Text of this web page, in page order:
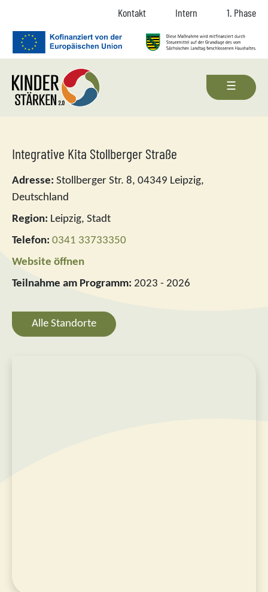
Zum Fußbereich und Kontakt springen
Kontakt Intern 1. Phase
Integrative Kita Stollberger Straße
Adresse: Stollberger Str. 8, 04349 Leipzig,
Deutschland
Region: Leipzig, Stadt
Telefon: 0341 33733350
Website öffnen
Teilnahme am Programm: 2023 - 2026
Alle Standorte